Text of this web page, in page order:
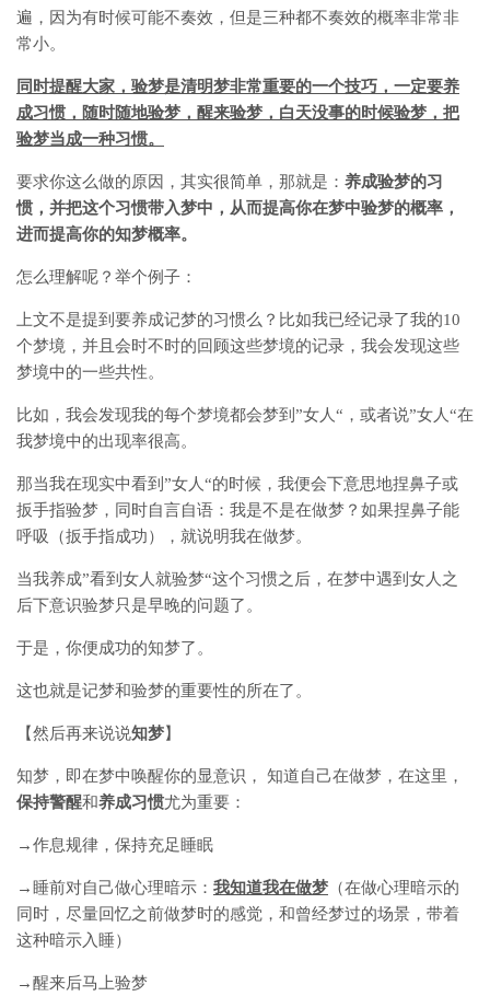
遍，因为有时候可能不奏效，但是三种都不奏效的概率非常非
常小。
同时提醒大家，验梦是清明梦非常重要的一个技巧，一定要养
成习惯，随时随地验梦，醒来验梦，白天没事的时候验梦，把
验梦当成一种习惯。
要求你这么做的原因，其实很简单，那就是： 养成验梦的习
惯，并把这个习惯带入梦中，从而提高你在梦中验梦的概率，
进而提高你的知梦概率。
怎么理解呢？举个例子：
上文不是提到要养成记梦的习惯么？比如我已经记录了我的10
个梦境，并且会时不时的回顾这些梦境的记录，我会发现这些
梦境中的一些共性。
比如，我会发现我的每个梦境都会梦到”女人“，或者说”女人“在
我梦境中的出现率很高。
那当我在现实中看到”女人“的时候，我便会下意思地捏鼻子或
扳手指验梦，同时自言自语：我是不是在做梦？如果捏鼻子能
呼吸（扳手指成功），就说明我在做梦。
当我养成”看到女人就验梦“这个习惯之后，在梦中遇到女人之
后下意识验梦只是早晚的问题了。
于是，你便成功的知梦了。
这也就是记梦和验梦的重要性的所在了。
【然后再来说说知梦】
知梦，即在梦中唤醒你的显意识， 知道自己在做梦，在这里，
保持警醒和养成习惯尤为重要：
→作息规律，保持充足睡眠
→睡前对自己做心理暗示： 我知道我在做梦 （在做心理暗示的
同时，尽量回忆之前做梦时的感觉，和曾经梦过的场景，带着
这种暗示入睡）
→醒来后马上验梦